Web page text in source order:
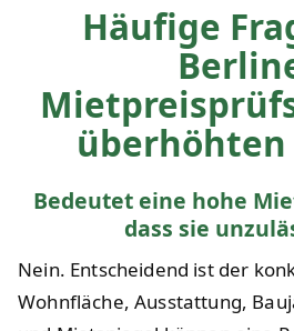
Häufige
Bedeutet eine hohe
dass sie
Nein. Entscheidend ist der
Wohnfläche, Ausstattung,